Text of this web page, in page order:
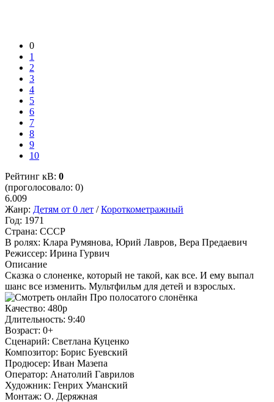
0
1
2
3
4
5
6
7
8
9
10
Рейтинг кВ: 0
(проголосовало: 0)
6.009
Жанр: Детям от 0 лет /Короткометражный
Год: 1971
Страна: СССР
В ролях: Клара Румянова, Юрий Лавров, Вера Предаевич
Режиссер: Ирина Гурвич
Описание
Сказка о слоненке, который не такой, как все. И ему выпал
шанс все изменить. Мультфильм для детей и взрослых.
Качество: 480p
Длительность: 9:40
Возраст: 0+
Сценарий: Светлана Куценко
Композитор: Борис Буевский
Продюсер: Иван Мазепа
Оператор: Анатолий Гаврилов
Художник: Генрих Уманский
Монтаж: О. Деряжная